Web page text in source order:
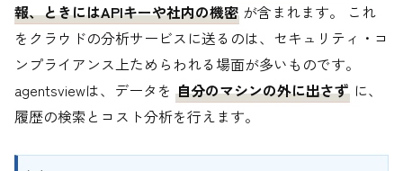
報、ときにはAPIキーや社内の機密 が含まれます。 これ
をクラウドの分析サービスに送るのは、セキュリティ・コ
ンプライアンス上ためらわれる場面が多いものです。
agentsviewは、データを 自分のマシンの外に出さず に、
履歴の検索とコスト分析を行えます。